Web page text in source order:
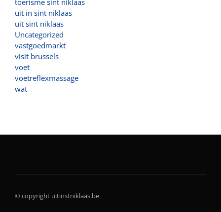
uit in sint niklaas
uit sint niklaas
Uncategorized
vastgoedmarkt
visit brussels
voet
voetreflexmassage
wat
© copyright uitinstniklaas.be